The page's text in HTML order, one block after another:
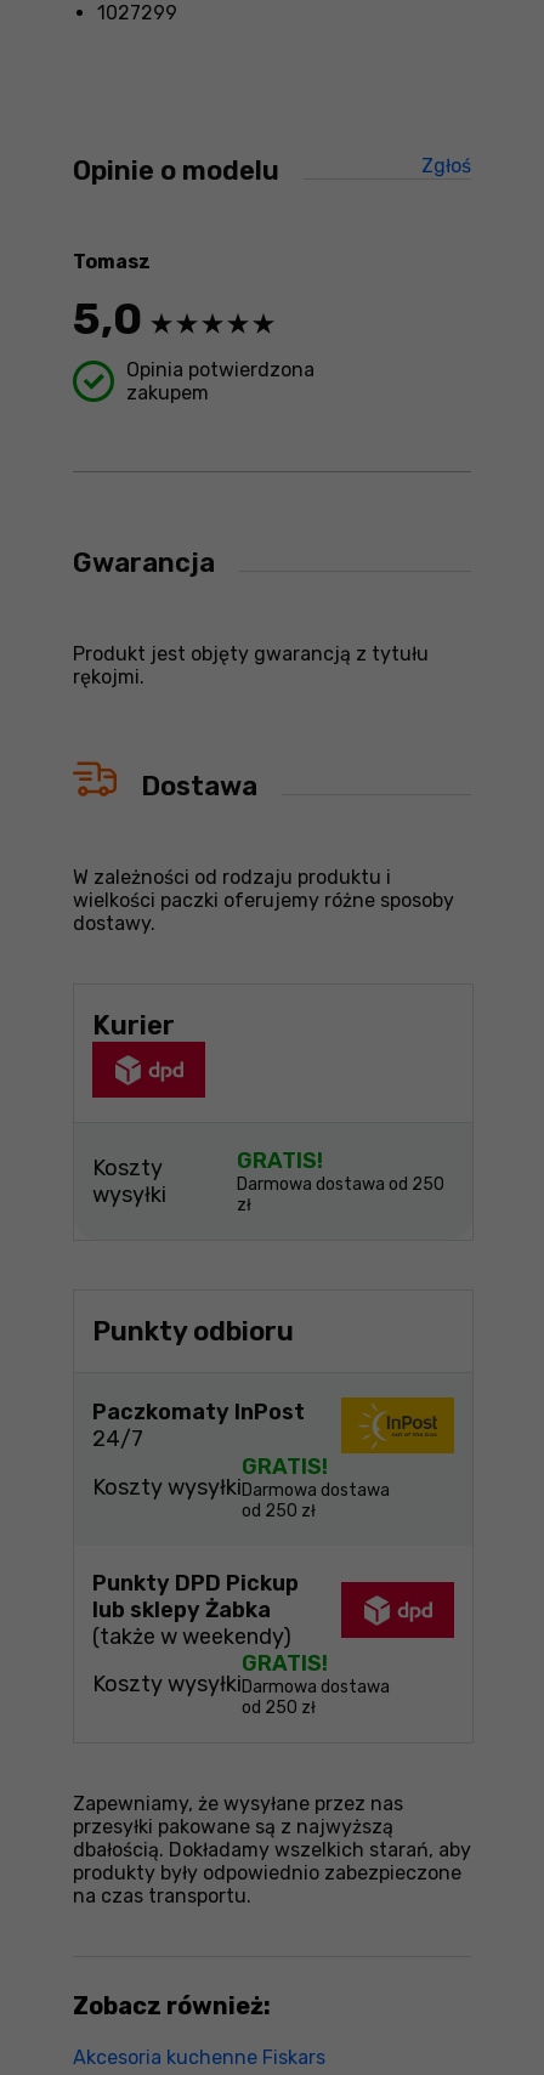
1027299
Opinie o modelu
Zgłoś
Tomasz
5,0
Opinia potwierdzona
zakupem
Gwarancja
Produkt jest objęty gwarancją z tytułu
rękojmi.
Dostawa
W zależności od rodzaju produktu i
wielkości paczki oferujemy różne sposoby
dostawy.
Kurier
Koszty
wysyłki
GRATIS!
Darmowa dostawa od 250
zł
Punkty odbioru
Paczkomaty InPost
24/7
Koszty wysyłki
GRATIS!
Darmowa dostawa
od 250 zł
Punkty DPD Pickup
lub sklepy Żabka
(także w weekendy)
Koszty wysyłki
GRATIS!
Darmowa dostawa
od 250 zł
Zapewniamy, że wysyłane przez nas
przesyłki pakowane są z najwyższą
dbałością. Dokładamy wszelkich starań, aby
produkty były odpowiednio zabezpieczone
na czas transportu.
Zobacz również:
Akcesoria kuchenne Fiskars